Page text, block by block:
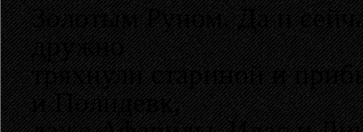
Золотым Руном. Да и
дружно
тряхнули стариной и
и Полидевк,